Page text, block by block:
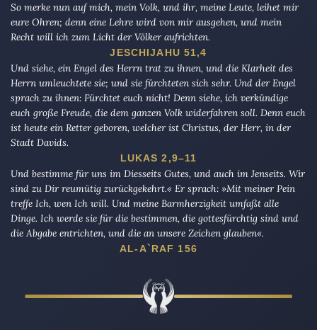
So merke nun auf mich, mein Volk, und ihr, meine Leute, leihet mir
eure Ohren; denn eine Lehre wird von mir ausgehen, und mein
Recht will ich zum Licht der Völker aufrichten.
JESCHIJAHU 51,4
Und siehe, ein Engel des Herrn trat zu ihnen, und die Klarheit des
Herrn umleuchtete sie; und sie fürchteten sich sehr. Und der Engel
sprach zu ihnen: Fürchtet euch nicht! Denn siehe, ich verkündige
euch große Freude, die dem ganzen Volk widerfahren soll. Denn euch
ist heute ein Retter geboren, welcher ist Christus, der Herr, in der
Stadt Davids.
LUKAS 2,9–11
Und bestimme für uns im Diesseits Gutes, und auch im Jenseits. Wir
sind zu Dir reumütig zurückgekehrt.« Er sprach: »Mit meiner Pein
treffe Ich, wen Ich will. Und meine Barmherzigkeit umfaßt alle
Dinge. Ich werde sie für die bestimmen, die gottesfürchtig sind und
die Abgabe entrichten, und die an unsere Zeichen glauben«.
AL-A`RAF 156